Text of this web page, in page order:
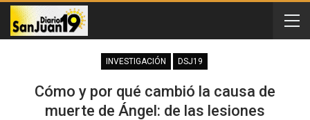
INVESTIGACIÓN DSJ19
Cómo y por qué cambió la causa de
muerte de Ángel: de las lesiones